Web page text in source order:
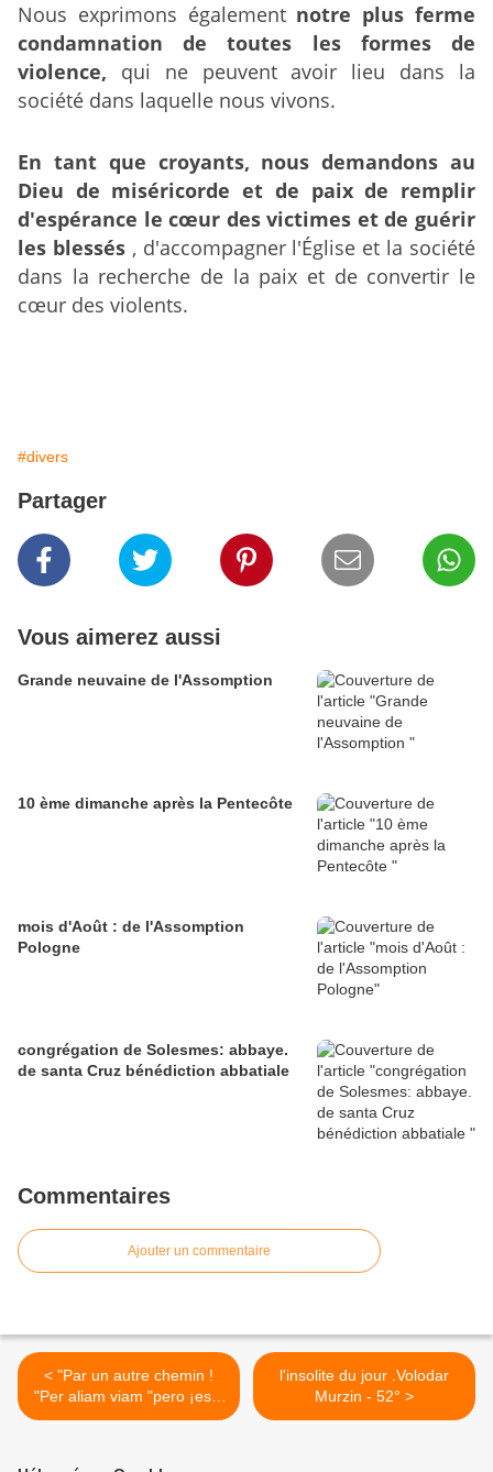
Nous exprimons également notre plus ferme
condamnation de toutes les formes de
violence, qui ne peuvent avoir lieu dans la
société dans laquelle nous vivons.
En tant que croyants, nous demandons au
Dieu de miséricorde et de paix de remplir
d'espérance le cœur des victimes et de guérir
les blessés, d'accompagner l'Église et la société
dans la recherche de la paix et de convertir le
cœur des violents.
#divers
Partager
Vous aimerez aussi
Grande neuvaine de l'Assomption
10 ème dimanche après la Pentecôte
mois d'Août : de l'Assomption
Pologne
congrégation de Solesmes: abbaye.
de santa Cruz bénédiction abbatiale
Commentaires
Ajouter un commentaire
< "Par un autre chemin !
"Per aliam viam "pero ¡está
perdido!
l'insolite du jour .Volodar
Murzin - 52° >